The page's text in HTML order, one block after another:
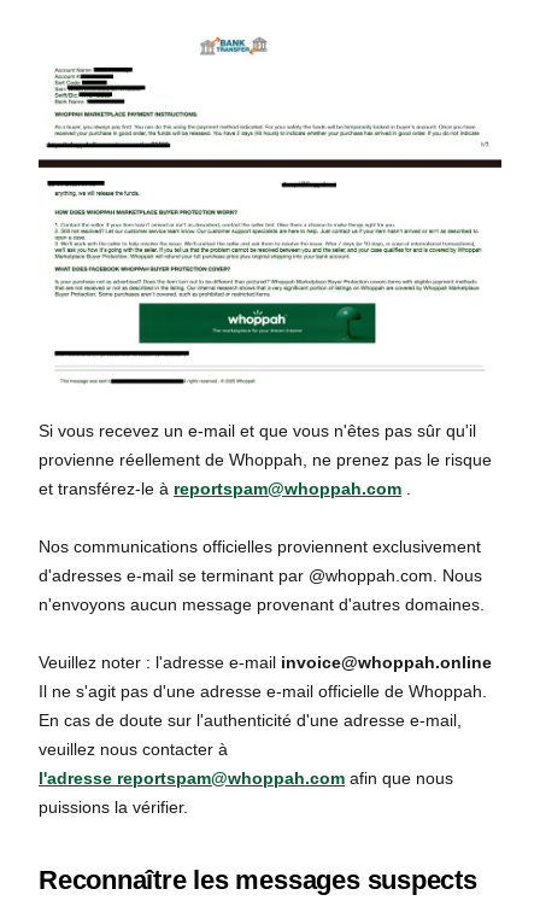
Si vous recevez un e-mail et que vous n'êtes pas sûr qu'il
provienne réellement de Whoppah, ne prenez pas le risque
et transférez-le à reportspam@whoppah.com .
Nos communications officielles proviennent exclusivement
d'adresses e-mail se terminant par @whoppah.com. Nous
n'envoyons aucun message provenant d'autres domaines.
Veuillez noter : l'adresse e-mail invoice@whoppah.online
Il ne s'agit pas d'une adresse e-mail officielle de Whoppah.
En cas de doute sur l'authenticité d'une adresse e-mail,
veuillez nous contacter à
l'adresse reportspam@whoppah.com afin que nous
puissions la vérifier.
Reconnaître les messages suspects